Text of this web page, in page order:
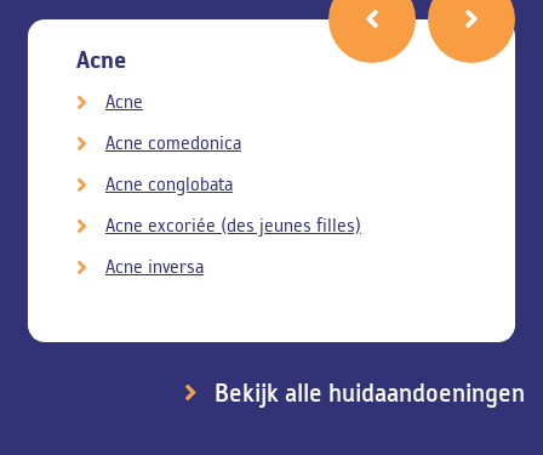
Acne
Acne
Acne comedonica
Acne conglobata
Acne excoriée (des jeunes filles)
Acne inversa
Bekijk alle huidaandoeningen